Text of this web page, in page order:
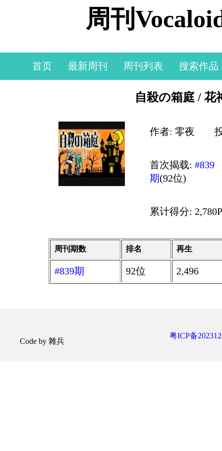
周刊
首页 最新周刊 周刊列表 搜索作品
自殺の箱庭 / 花
作者: 零夜
首次揭载: #839
期(92位)
累计得分:
周刊期数 排名 再生
#839期 92位 2,496
Code by 雜兵
粤ICP备